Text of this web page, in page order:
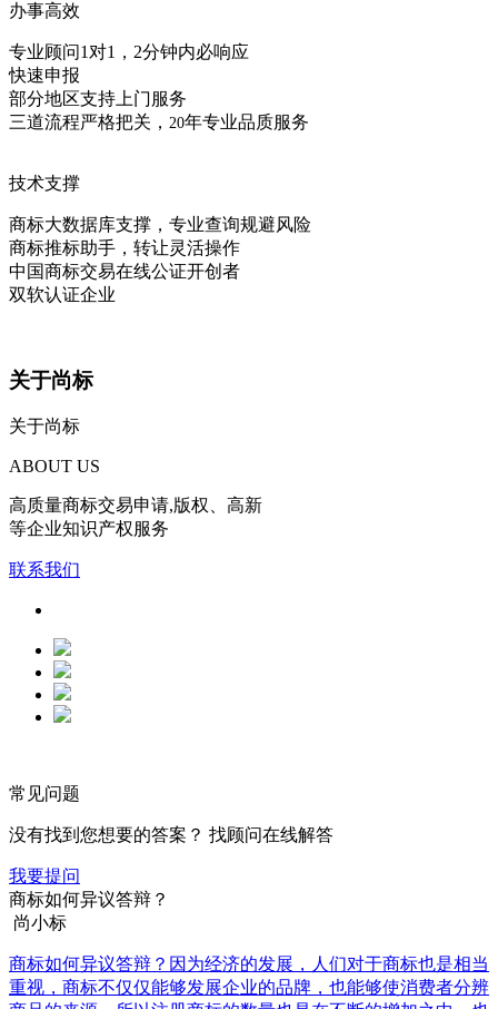
办事高效
专业顾问1对1，2分钟内必响应
快速申报
部分地区支持上门服务
三道流程严格把关， 20年专业品质服务
技术支撑
商标大数据库支撑，专业查询规避风险
商标推标助手，转让灵活操作
中国商标交易在线公证开创者
双软认证企业
关于尚标
关于尚标
ABOUT US
高质量商标交易申请,版权、高新
等企业知识产权服务
联系我们
常见问题
没有找到您想要的答案？ 找顾问在线解答
我要提问
商标如何异议答辩？
尚小标
商标如何异议答辩？因为经济的发展，人们对于商标也是相当
重视，商标不仅仅能够发展企业的品牌，也能够使消费者分辨